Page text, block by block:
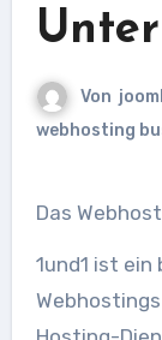
Von
webhosting
Das
1und1 ist ein